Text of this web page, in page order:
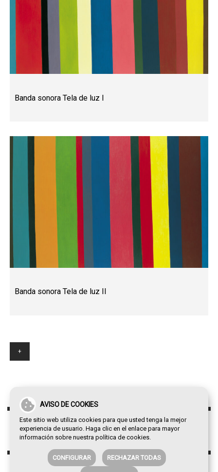
AVISO DE COOKIES
Este sitio web utiliza cookies para que usted tenga la mejor
experiencia de usuario. Haga clic en el enlace para mayor
información sobre nuestra política de cookies.
CONFIGURAR RECHAZAR TODAS
Banda sonora Tela de luz I
Banda sonora Tela de luz II
+